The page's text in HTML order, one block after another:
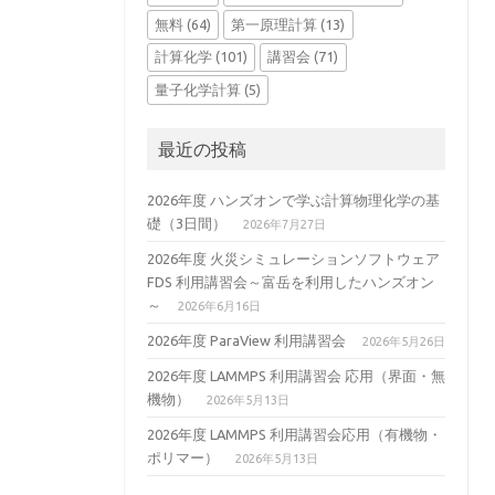
無料(64) 第一原理計算 (13)
計算化学(101) 講習会 (71)
量子化学計算(5)
最近の投稿
2026年度 ハンズオンで学ぶ計算物理化学の基
礎（3日間）
2026年7月27日
2026年度 火災シミュレーションソフトウェア
FDS 利用講習会～富岳を利用したハンズオン
～
2026年6月16日
2026年度 ParaView 利用講習会 2026年5月26日
2026年度 LAMMPS 利用講習会 応用（界面・無
機物）
2026年5月13日
2026年度 LAMMPS 利用講習会応用（有機物・
ポリマー）
2026年5月13日